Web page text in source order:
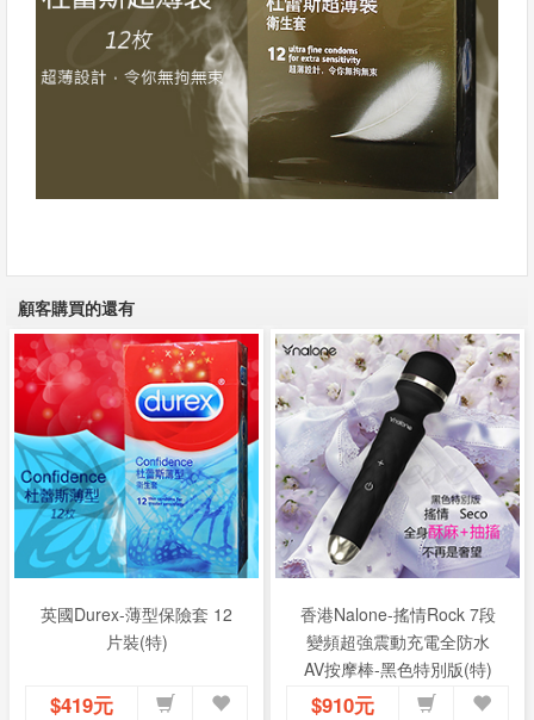
顧客購買的還有
英國Durex-薄型保險套 12
片裝(特)
$419元
香港Nalone-搖情Rock 7段
變頻超強震動充電全防水
AV按摩棒-黑色特別版(特)
$910元